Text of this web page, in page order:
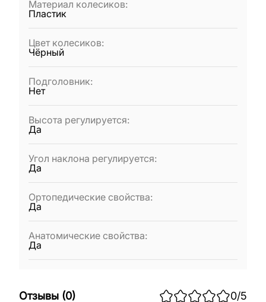
Материал колесиков:
Пластик
Цвет колесиков:
Чёрный
Подголовник:
Нет
Высота регулируется:
Да
Угол наклона регулируется:
Да
Ортопедические свойства:
Да
Анатомические свойства:
Да
Отзывы (0) 0/5